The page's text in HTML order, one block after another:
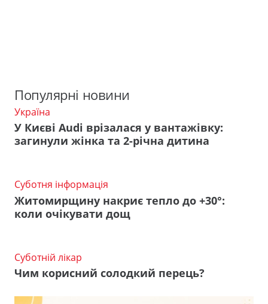
Популярні новини
Україна
У Києві Audi врізалася у вантажівку:
загинули жінка та 2-річна дитина
Суботня інформація
Житомирщину накриє тепло до +30°:
коли очікувати дощ
Суботній лікар
Чим корисний солодкий перець?